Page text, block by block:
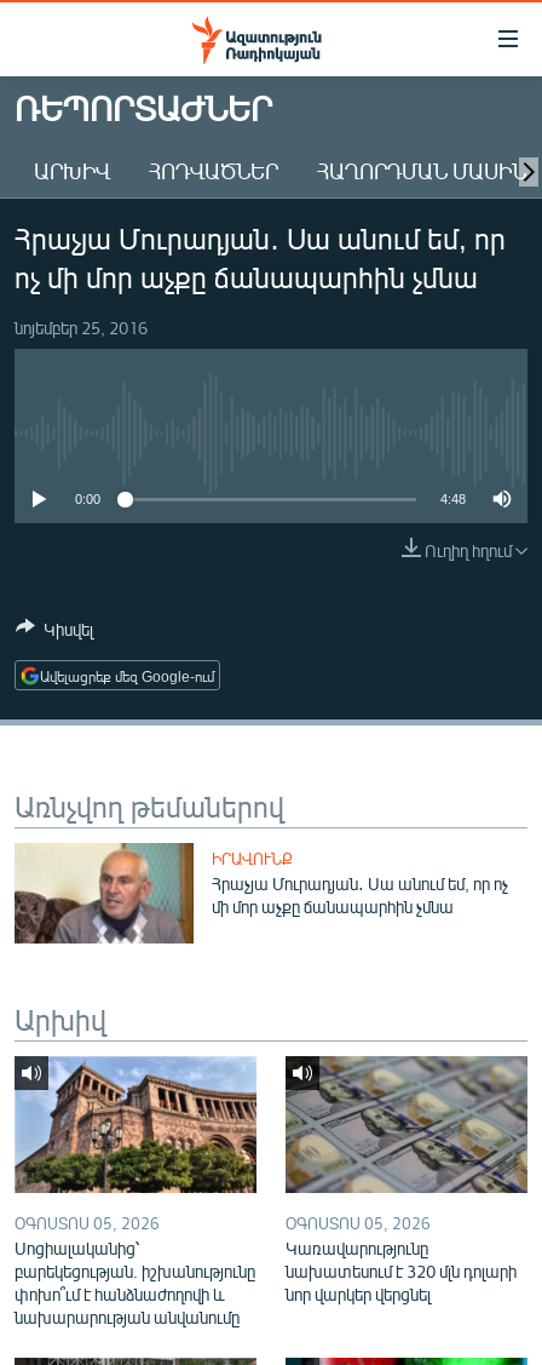
Մատչելիության
Անցնել
հիմնական
Անցնել
հիմնական
մենյուին
Որոնում
ԱԶԱՏՈՒԹՅՈՒՆ TV
ՀԱՅԱՍՏԱՆ
ԸՆՏՐՈՒԹՅՈՒՆՆԵՐ 2026
ԻՐԱՎՈՒՆՔ
ՀԱՍԱՐԱԿՈՒԹՅՈՒՆ
ՏԱՐԱԾԱՇՐՋԱՆ
ՄԵԿՆԱԲԱՆՈՒԹՅՈՒՆ
ԱՐԽԻՎ
ՏԵՍԱՆՅՈՒԹԵՐ
ԲԱՆԱՎԵՃ
Հայերեն
English
Русский
ՀԵՏԵՎԵՔ ՄԵԶ
ՌԵՊՈՐՏԱԺՆԵՐ
ԱՐԽԻՎ ՀՈԴՎԱԾՆԵՐ ՀԱՂՈՐԴՄԱՆ ՄԱՍԻՆ
Հրաչյա Մուրադյան․ Սա անում եմ, որ
ոչ մի մոր աչքը ճանապարհին չմնա
նոյեմբեր 25, 2016
0:00 4:48
Ուղիղ հղում
Կիսվել
Ավելացրեք մեզ Google-ում
Առնչվող թեմաներով
ԻՐԱՎՈՒՆՔ
Հրաչյա Մուրադյան․ Սա անում եմ, որ ոչ
մի մոր աչքը ճանապարհին չմնա
Արխիվ
ՕԳՈՍՏՈՍ 05, 2026
Սոցիալականից՝
բարեկեցության. իշխանությունը
փոխո՞ւմ է հանձնաժողովի և
նախարարության անվանումը
ՕԳՈՍՏՈՍ 05, 2026
Կառավարությունը
նախատեսում է 320 մլն դոլարի
նոր վարկեր վերցնել